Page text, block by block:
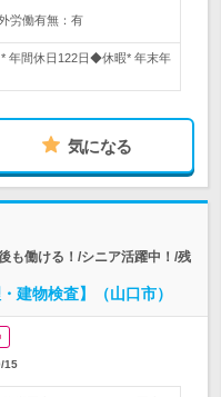
労働有無：有
年間休日122日◆休暇* 年末年
気になる
も働ける！/シニア活躍中！/残
建物検査】（山口市）
15